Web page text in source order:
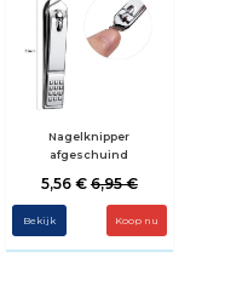
Nagelknipper
afgeschuind
5,56 € 6,95 €
Bekijk